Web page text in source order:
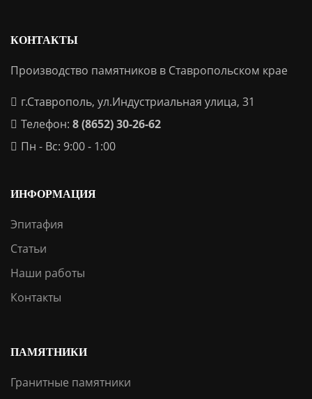
КОНТАКТЫ
Производство памятников в Ставропольском крае
г.Ставрополь, ул.Индустриальная улица, 31
Телефон: 8 (8652) 30-26-62
Пн - Вс: 9:00 - 1:00
ИНФОРМАЦИЯ
Эпитафия
Статьи
Наши работы
Контакты
ПАМЯТНИКИ
Гранитные памятники